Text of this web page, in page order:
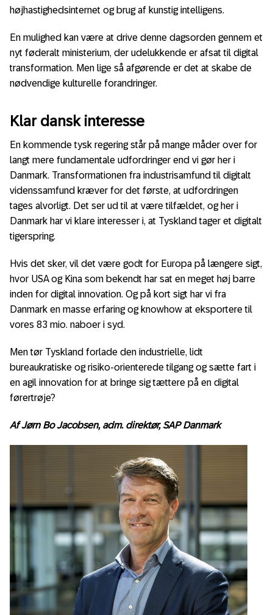
højhastighedsinternet og brug af kunstig intelligens.
En mulighed kan være at drive denne dagsorden gennem et
nyt føderalt ministerium, der udelukkende er afsat til digital
transformation. Men lige så afgørende er det at skabe de
nødvendige kulturelle forandringer.
Klar dansk interesse
En kommende tysk regering står på mange måder over for
langt mere fundamentale udfordringer end vi gør her i
Danmark. Transformationen fra industrisamfund til digitalt
videnssamfund kræver for det første, at udfordringen
tages alvorligt. Det ser ud til at være tilfældet, og her i
Danmark har vi klare interesser i, at Tyskland tager et digitalt
tigerspring.
Hvis det sker, vil det være godt for Europa på længere sigt,
hvor USA og Kina som bekendt har sat en meget høj barre
inden for digital innovation. Og på kort sigt har vi fra
Danmark en masse erfaring og knowhow at eksportere til
vores 83 mio. naboer i syd.
Men tør Tyskland forlade den industrielle, lidt
bureaukratiske og risiko-orienterede tilgang og sætte fart i
en agil innovation for at bringe sig tættere på en digital
førertrøje?
Af Jørn Bo Jacobsen, adm. direktør, SAP Danmark